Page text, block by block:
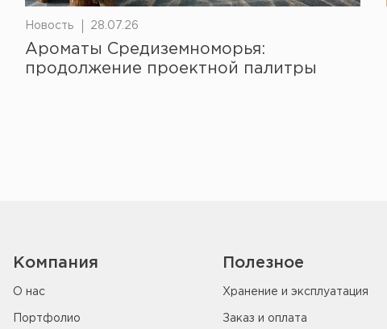
Новость 28.07.26
Ароматы Средиземноморья:
продолжение проектной палитры
Компания
О нас
Портфолио
Полезное
Хранение и эксплуатация
Заказ и оплата